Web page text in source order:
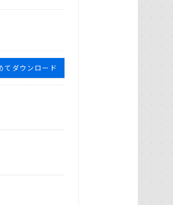
てダウンロード